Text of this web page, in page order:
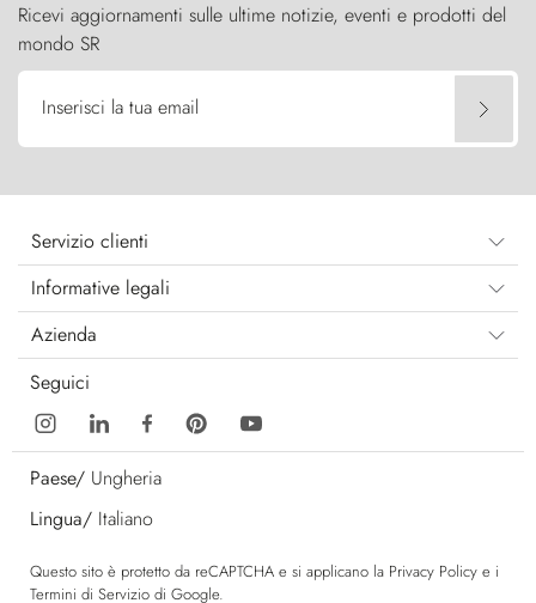
Ricevi aggiornamenti sulle ultime notizie, eventi e prodotti del
mondo SR
Inserisci la tua email
Servizio clienti
Informative legali
Azienda
Seguici
Paese/ Ungheria
Lingua/ Italiano
Questo sito è protetto da reCAPTCHA e si applicano la Privacy Policy e i
Termini di Servizio di Google.